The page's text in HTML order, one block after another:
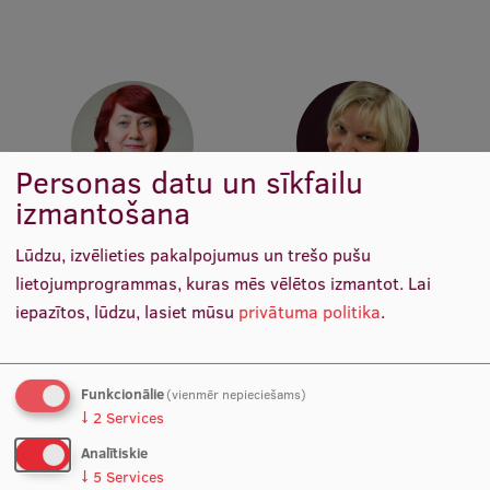
Zinātnes ietekme
Pētniecības platformas
Doktorantūras skola
Pētniecības pakalpojumi
Pētniecības projekti
Zinātnieku brokastis
Zinātniskās konferences
Inovāciju centrs
Asoc. prof. Dr. sc. admin.
Iveta Boge
Bula-Biteniece
Docētāja, Vadošā pētniece
Personas datu un sīkfailu
izmantošana
Lūdzu, izvēlieties pakalpojumus un trešo pušu
lietojumprogrammas, kuras mēs vēlētos izmantot. Lai
iepazītos, lūdzu, lasiet mūsu privātuma politika.
Funkcionālie(vienmēr nepieciešams)
↓ 2 Services
Analītiskie
↓ 5 Services